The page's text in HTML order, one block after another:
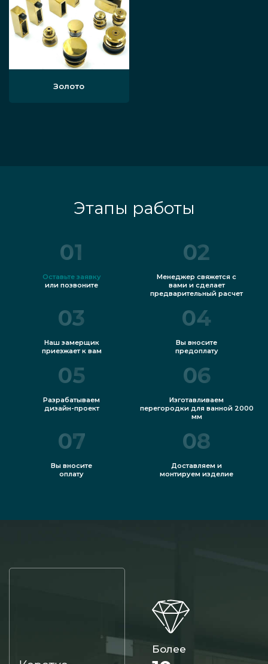
Золото
Этапы работы
01
Оставьте заявку
или позвоните
02
Менеджер свяжется с
вами и сделает
предварительный расчет
03
Наш замерщик
приезжает к вам
04
Вы вносите
предоплату
05
Разрабатываем
дизайн-проект
06
Изготавливаем
перегородки для ванной 2000
мм
07
Вы вносите
оплату
08
Доставляем и
монтируем изделие
Более